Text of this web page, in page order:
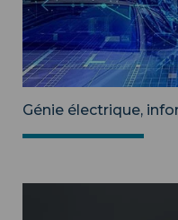
Génie électrique,